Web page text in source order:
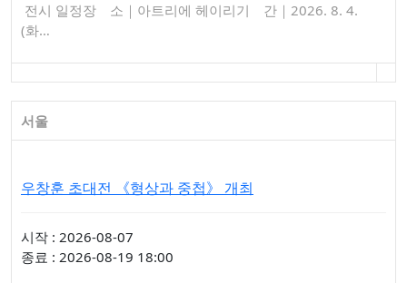
전시 일정장 소｜아트리에 헤이리기 간｜2026. 8. 4.
(화…
서울
우창훈 초대전 《형상과 중첩》 개최
시작 : 2026-08-07
종료 : 2026-08-19 18:00